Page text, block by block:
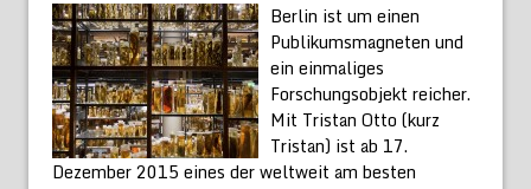
Berlin ist um einen
Publikumsmagneten und
ein einmaliges
Forschungsobjekt reicher.
Mit Tristan Otto (kurz
Tristan) ist ab 17.
Dezember 2015 eines der weltweit am besten